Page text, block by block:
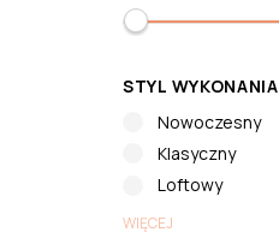
STYL WYKONANIA
Nowoczesny
Klasyczny
Loftowy
WIĘCEJ